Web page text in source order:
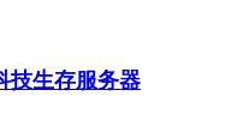
技生存服务器